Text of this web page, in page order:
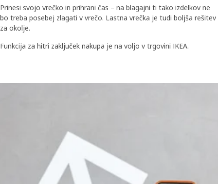
Prinesi svojo vrečko in prihrani čas – na blagajni ti tako izdelkov ne
bo treba posebej zlagati v vrečo. Lastna vrečka je tudi boljša rešitev
za okolje.
Funkcija za hitri zaključek nakupa je na voljo v trgovini IKEA.